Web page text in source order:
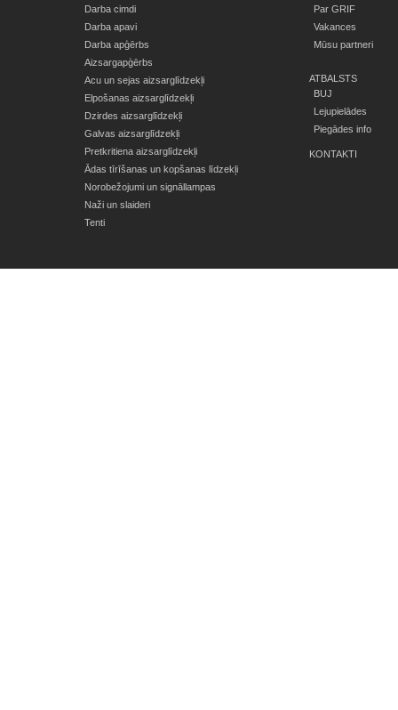
Darba cimdi
Darba apavi
Darba apģērbs
Aizsargapģērbs
Acu un sejas aizsarglīdzekļi
Elpošanas aizsarglīdzekļi
Dzirdes aizsarglīdzekļi
Galvas aizsarglīdzekļi
Pretkritiena aizsarglīdzekļi
Ādas tīrīšanas un kopšanas līdzekļi
Norobežojumi un signāllampas
Naži un slaideri
Tenti
Par GRIF
Vakances
Mūsu partneri
ATBALSTS
BUJ
Lejupielādes
Piegādes info
KONTAKTI